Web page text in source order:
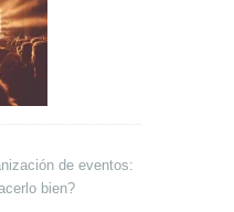
de eventos:
bien?